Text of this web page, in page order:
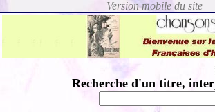
Recherche d'un titre,